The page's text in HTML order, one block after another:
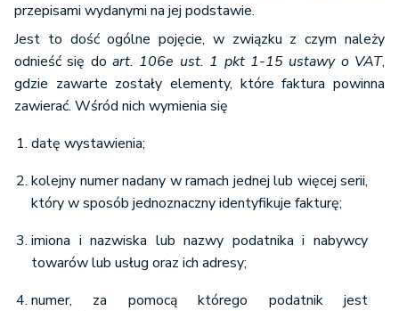
przepisami wydanymi na jej podstawie.
Jest to dość ogólne pojęcie, w związku z czym należy
odnieść się doart. 106e ust. 1 pkt 1-15 ustawy o VAT,
gdzie zawarte zostały elementy, które faktura powinna
zawierać. Wśród nich wymienia się
datę wystawienia;
kolejny numer nadany w ramach jednej lub więcej serii,
który w sposób jednoznaczny identyfikuje fakturę;
imiona i nazwiska lub nazwy podatnika i nabywcy
towarów lub usług oraz ich adresy;
numer, za pomocą którego podatnik jest